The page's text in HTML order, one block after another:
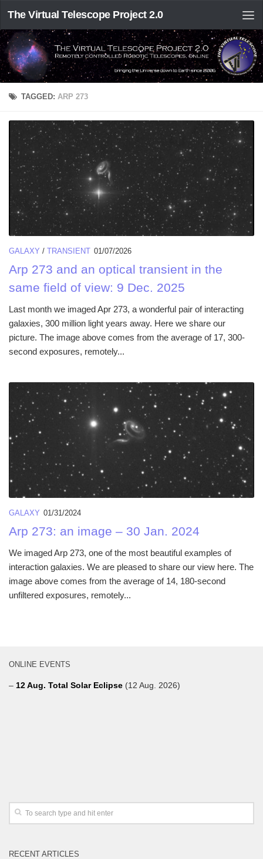
The Virtual Telescope Project 2.0
TAGGED: ARP 273
GALAXY / TRANSIENT 01/07/2026
Arp 273 and an optical transient in the
same field of view: 9 Dec. 2025
Last month we imaged Apr 273, a wonderful pair of interacting
galaxies, 300 million light years away. Here we share our
picture. The image above comes from the average of 17, 300-
second exposures, remotely...
GALAXY 01/31/2024
Arp 273: an image – 30 Jan. 2024
We imaged Arp 273, one of the most beautiful examples of
interaction galaxies. We are pleased to share our view here. The
image above comes from the average of 14, 180-second
unfiltered exposures, remotely...
ONLINE EVENTS
– 12 Aug. Total Solar Eclipse (12 Aug. 2026)
RECENT ARTICLES